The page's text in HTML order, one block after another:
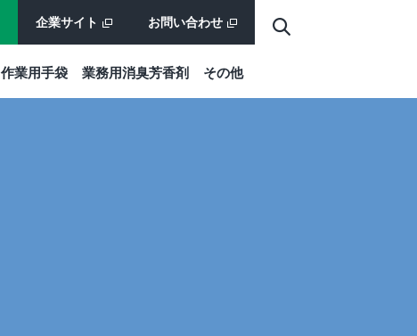
作業⽤⼿袋 業務⽤消臭芳⾹剤 その他
企業サイト お問い合わせ